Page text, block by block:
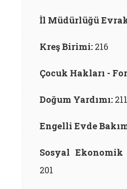
İl Müdürlüğü
Kreş Birimi: 216
Çocuk Hakları -
Doğum Yardımı: 211
Engelli Evde
Sosyal Ekonomik
201